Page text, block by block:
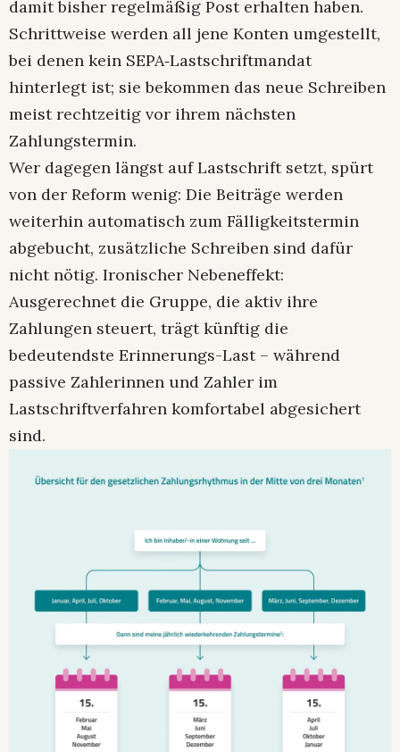
damit bisher regelmäßig Post erhalten haben.
Schrittweise werden all jene Konten umgestellt,
bei denen kein SEPA‑Lastschriftmandat
hinterlegt ist; sie bekommen das neue Schreiben
meist rechtzeitig vor ihrem nächsten
Zahlungstermin.​
Wer dagegen längst auf Lastschrift setzt, spürt
von der Reform wenig: Die Beiträge werden
weiterhin automatisch zum Fälligkeitstermin
abgebucht, zusätzliche Schreiben sind dafür
nicht nötig. Ironischer Nebeneffekt:
Ausgerechnet die Gruppe, die aktiv ihre
Zahlungen steuert, trägt künftig die
bedeutendste Erinnerungs-Last – während
passive Zahlerinnen und Zahler im
Lastschriftverfahren komfortabel abgesichert
sind.​